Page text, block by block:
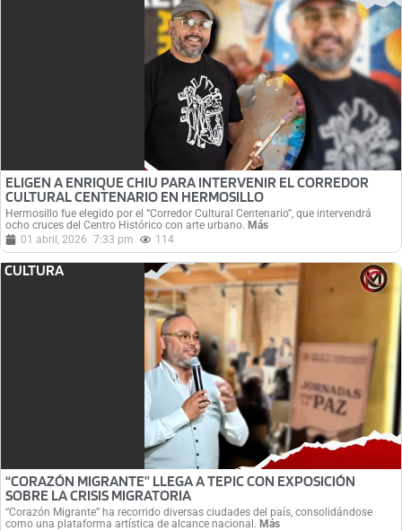
ELIGEN A ENRIQUE CHIU PARA INTERVENIR EL CORREDOR
CULTURAL CENTENARIO EN HERMOSILLO
Hermosillo fue elegido por el “Corredor Cultural Centenario”, que intervendrá
ocho cruces del Centro Histórico con arte urbano. Más
01 abril, 2026 7:33 pm 114
CULTURA
“CORAZÓN MIGRANTE” LLEGA A TEPIC CON EXPOSICIÓN
SOBRE LA CRISIS MIGRATORIA
“Corazón Migrante” ha recorrido diversas ciudades del país, consolidándose
como una plataforma artística de alcance nacional. Más